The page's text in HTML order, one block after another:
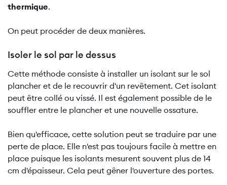
thermique.
On peut procéder de deux manières.
Isoler le sol par le dessus
Cette méthode consiste à installer un isolant sur le sol
plancher et de le recouvrir d'un revêtement. Cet isolant
peut être collé ou vissé. Il est également possible de le
souffler entre le plancher et une nouvelle ossature.
Bien qu'efficace, cette solution peut se traduire par une
perte de place. Elle n'est pas toujours facile à mettre en
place puisque les isolants mesurent souvent plus de 14
cm d'épaisseur. Cela peut gêner l'ouverture des portes.